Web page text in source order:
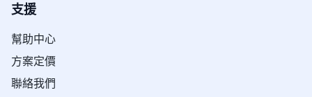
支援
幫助中心
方案定價
聯絡我們